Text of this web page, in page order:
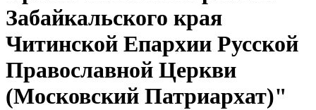
Забайкальского края
Читинской Епархии Русской
Православной Церкви
(Московский Патриархат)"